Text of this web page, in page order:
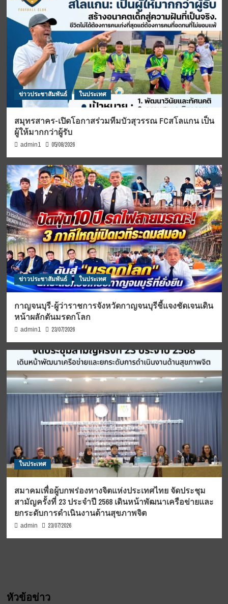
ข่าวประชาสัมพันธ์ ในประเทศ
สมุทรสาคร-เปิดโอกาสร่วมทีมบัวสุวรรณ FCสโลแกน เป็น
ผู้ให้มากกว่าผู้รับ
admin1 05/08/2026
ข่าวประชาสัมพันธ์ ในประเทศ
กาญจนบุรี-ผู้ว่าราชการจังหวัดกาญจนบุรีชี้แจงชัดเจนเดิน
หน้าผลักดันมรดกโลก
admin1 23/07/2026
ในประเทศ
สมาคมเพื่อผู้บกพร่องทางจิตแห่งประเทศไทย จัดประชุม
สามัญครั้งที่ 23 ประจำปี 2568 เดินหน้าพัฒนาเครือข่ายและ
ยกระดับการดำเนินงานด้านสุขภาพจิต
admin 23/07/2026
หัวข้อข่าว